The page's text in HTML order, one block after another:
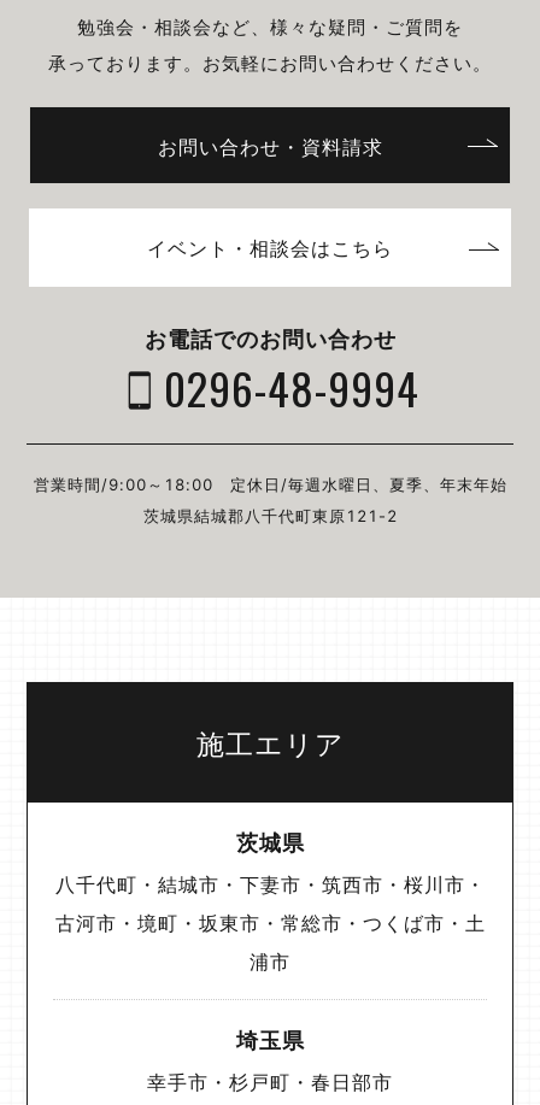
勉強会・相談会など、様々な疑問・ご質問を
承っております。 お気軽にお問い合わせください。
お問い合わせ・資料請求
イベント・相談会はこちら
お電話でのお問い合わせ
0296-48-9994
営業時間/9:00～18:00 定休日/毎週⽔曜⽇、夏季、年末年始
茨城県結城郡⼋千代町東原121-2
施工エリア
茨城県
八千代町・結城市・下妻市・筑西市・桜川市・
古河市・境町・坂東市・常総市・つくば市・土
浦市
埼玉県
幸手市・杉戸町・春日部市